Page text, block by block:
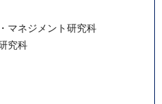
マネジメント研究科
究科